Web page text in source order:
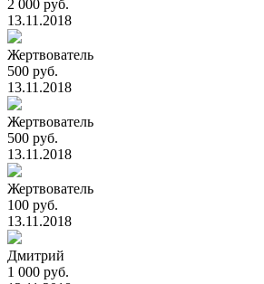
2 000 руб.
13.11.2018
Жертвователь
500 руб.
13.11.2018
Жертвователь
500 руб.
13.11.2018
Жертвователь
100 руб.
13.11.2018
Дмитрий
1 000 руб.